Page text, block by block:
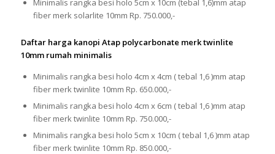
Minimalis rangka besi holo 5cm x 10cm (tebal 1,6)mm atap
fiber merk solarlite 10mm Rp. 750.000,-
Daftar harga kanopi Atap polycarbonate merk twinlite
10mm rumah minimalis
Minimalis rangka besi holo 4cm x 4cm ( tebal 1,6 )mm atap
fiber merk twinlite 10mm Rp. 650.000,-
Minimalis rangka besi holo 4cm x 6cm ( tebal 1,6 )mm atap
fiber merk twinlite 10mm Rp. 750.000,-
Minimalis rangka besi holo 5cm x 10cm ( tebal 1,6 )mm atap
fiber merk twinlite 10mm Rp. 850.000,-